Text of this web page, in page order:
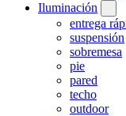
Iluminación
entrega
suspensión
sobremesa
pie
pared
techo
outdoor